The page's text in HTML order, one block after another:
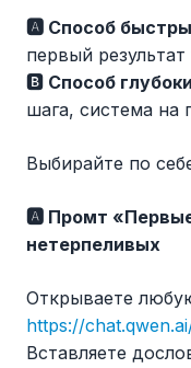
🅰️ Способ
первый
🅱️ Способ
шага, система на
Выбирайте по
🅰️ Промт
нетерпеливых
Открываете
https://
Вставляете